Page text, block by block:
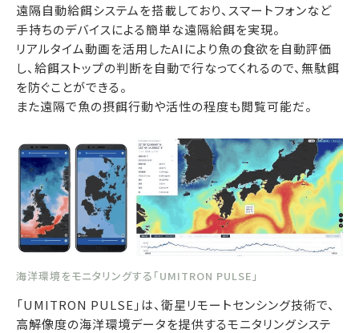
遠隔自動給餌システムを搭載しており、スマートフォンなど
手持ちのデバイスによる簡単な遠隔給餌を実現。
リアルタイム動画を活用したAIにより魚の食欲を自動評価
し、給餌ストップの判断を自動で行なってくれるので、無駄餌
を防ぐことができる。
また遠隔で魚の摂餌行動や活性の程度も閲覧可能だ。
海洋環境をモニタリングする「UMITRON PULSE」
「UMITRON PULSE」は、衛星リモートセンシング技術で、
高解像度の海洋環境データを提供するモニタリングシステ